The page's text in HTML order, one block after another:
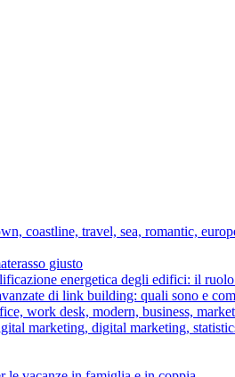
giusto
energetica degli edifici: il
di link building: quali sono e